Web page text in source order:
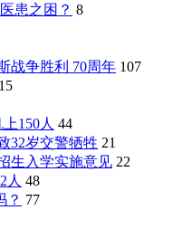
患之困？ 8
战争胜利 70周年 107
15
150人 44
32岁交警牺牲 21
生入学实施意见 22
人 48
？ 77